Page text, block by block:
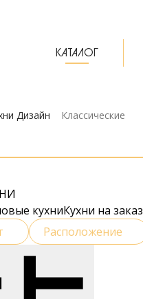
КАТАЛОГ
Дизайн Классические
кухниКухни на заказ
Расположение